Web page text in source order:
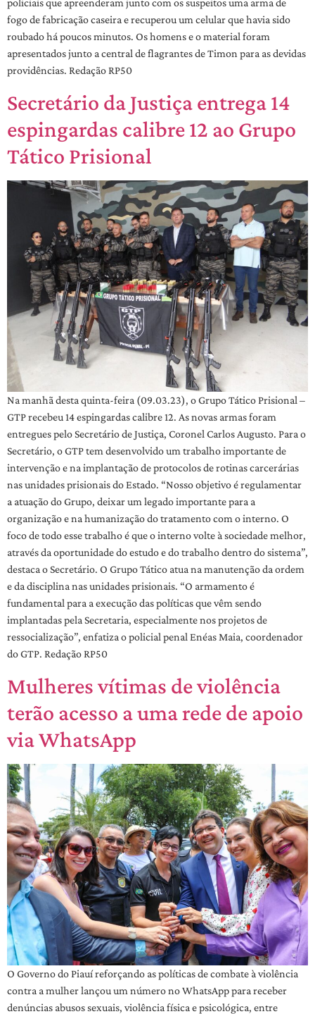
fogo de fabricação caseira e recuperou um celular que havia sido
roubado há poucos minutos. Os homens e o material foram
apresentados junto a central de flagrantes de Timon para as devidas
providências. Redação RP50
Secretário da Justiça entrega 14
espingardas calibre 12 ao Grupo
Tático Prisional
Na manhã desta quinta-feira (09.03.23), o Grupo Tático Prisional –
GTP recebeu 14 espingardas calibre 12. As novas armas foram
entregues pelo Secretário de Justiça, Coronel Carlos Augusto. Para o
Secretário, o GTP tem desenvolvido um trabalho importante de
intervenção e na implantação de protocolos de rotinas carcerárias
nas unidades prisionais do Estado. “Nosso objetivo é regulamentar
a atuação do Grupo, deixar um legado importante para a
organização e na humanização do tratamento com o interno. O
foco de todo esse trabalho é que o interno volte à sociedade melhor,
através da oportunidade do estudo e do trabalho dentro do sistema”,
destaca o Secretário. O Grupo Tático atua na manutenção da ordem
e da disciplina nas unidades prisionais. “O armamento é
fundamental para a execução das políticas que vêm sendo
implantadas pela Secretaria, especialmente nos projetos de
ressocialização”, enfatiza o policial penal Enéas Maia, coordenador
do GTP. Redação RP50
Mulheres vítimas de violência
terão acesso a uma rede de apoio
via WhatsApp
O Governo do Piauí reforçando as políticas de combate à violência
contra a mulher lançou um número no WhatsApp para receber
denúncias abusos sexuais, violência física e psicológica, entre